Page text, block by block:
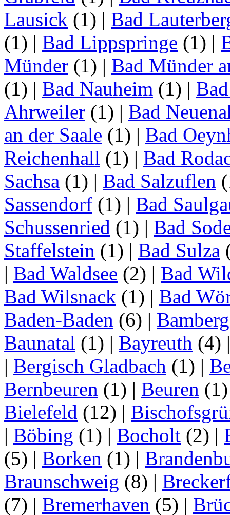
Lausick (1) | Bad
(1) | Bad Lippspringe (1) |
Münder (1) | Bad Münder
(1) | Bad Nauheim (1) |
Ahrweiler (1) | Bad
an der Saale (1) | Bad
Reichenhall (1) | Bad
Sachsa (1) | Bad Salzuflen
Sassendorf (1) | Bad
Schussenried (1) | Bad
Staffelstein (1) | Bad Sulza
| Bad Waldsee (2) | Bad
Bad Wilsnack (1) | Bad
Baden-Baden (6) | Bamberg
Baunatal (1) | Bayreuth (4)
| Bergisch Gladbach (1) |
Bernbeuren (1) | Beuren
Bielefeld (12) |
| Böbing (1) | Bocholt (2) |
(5) | Borken (1) |
Braunschweig (8) |
(7) | Bremerhaven (5) |